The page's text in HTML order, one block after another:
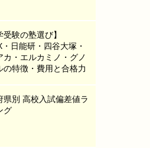
受験の塾選び】
・日能研・四谷大塚・
カ・エルカミノ・グノ
の特徴・費用と合格力
県別 高校入試偏差値ラ
グ